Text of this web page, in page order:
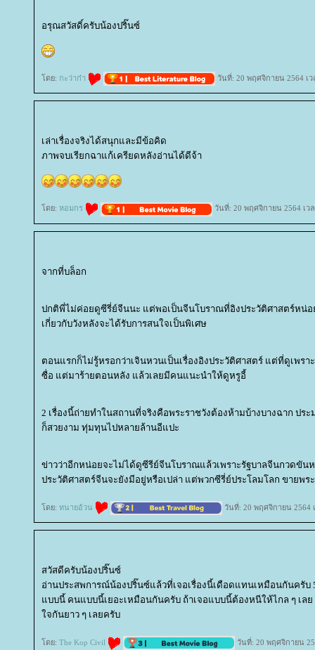
อรุณสวัสดิ์ครับน้องปริ๊นซ์
ดย: กะว่าก๋า วันที่: 20 พฤศจิกายน 2564 เว
เล่าเรื่องจริงได้สนุกและมีข้อคิด
ภาพจบเรียกฉาแก้เครียดหลังอ่านได้ดีจ้า
ดย: หอมกร วันที่: 20 พฤศจิกายน 2564 เว
จากที่บล็อก
ปกติพี่ไม่ค่อยดูซีรี่ย์จีนนะ แต่พอเป็นจีนโบราณที่อิงประวัติศาสตร์หน่อ
เกี่ยวกับวังหลังจะได้รับการสนใจเป็นพิเศษ
ตอนแรกก็ไม่รู้หรอกว่าเจินหวนเป็นเรื่องอิงประวัติศาสตร์ แต่ที่ดูเพรา
ซื่อ แต่มาร้ายตอนหลัง แล้วเลยมีคนแนะนำให้ดูหรูอี้
2 เรื่องนี้ถ่ายทำในสถานที่จริงคือพระราชวังต้องห้ามบ้างบางฉาก ปร
ก็สวยงาม ทุ่มทุนไปหลายล้านอีแปะ
ข่าวว่าอีกหน่อยจะไม่ได้ดูซีรีย์จีนโบราณแล้วเพราะรัฐบาลจีนกวดขันห
ประวัติศาสตร์จีนจะยังมีอยู่หรือเปล่า แต่พวกซีรี่ย์ประโลมโลก ขายพร
ดย: ทนายอ้วน วันที่: 20 พฤศจิกายน 2564
สวัสดีครับน้องปริ๊นซ์
อ่านประสพการณ์น้องปริ๊นซ์แล้วที่เจอเรื่องนี้เดือดแทนเหมือนกันครับ
บบนี้ คนแบบนี้เยอะเหมือนกันครับ ถ้าเจอแบบนี้ต้องหนีให้ไกล ๆ เลย
จกันยาว ๆ เลยครับ
ดย: The Kop Civil วันที่: 20 พฤศจิกายน